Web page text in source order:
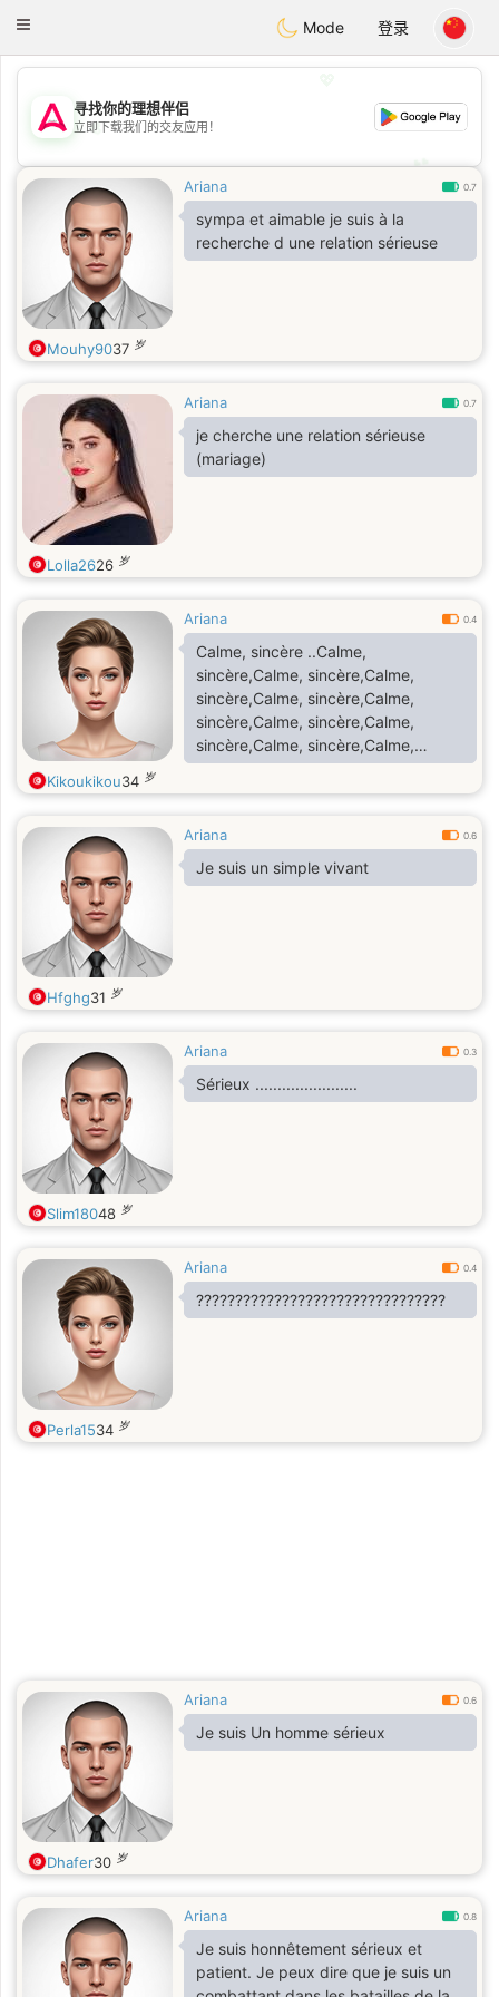
Tantôt
Toggle
Mode 登录
💖
💕
寻找你的理想伴侣
立即下载我们的交友应用！
Ariana 0.7
sympa et aimable je suis à la
recherche d une relation sérieuse
Mouhy9037 岁
Ariana 0.7
je cherche une relation sérieuse
(mariage)
Lolla2626 岁
Ariana 0.4
Calme, sincère ..Calme,
sincère,Calme, sincère,Calme,
sincère,Calme, sincère,Calme,
sincère,Calme, sincère,Calme,
sincère,Calme, sincère,Calme,
sincère,Calme, sincère
Kikoukikou34 岁
Ariana 0.6
Je suis un simple vivant
Hfghg31 岁
Ariana 0.3
Sérieux .......................
Slim18048 岁
Ariana 0.4
????????????????????????????????
Perla1534 岁
Ariana 0.6
Je suis Un homme sérieux
Dhafer30 岁
Ariana 0.8
Je suis honnêtement sérieux et
patient. Je peux dire que je suis un